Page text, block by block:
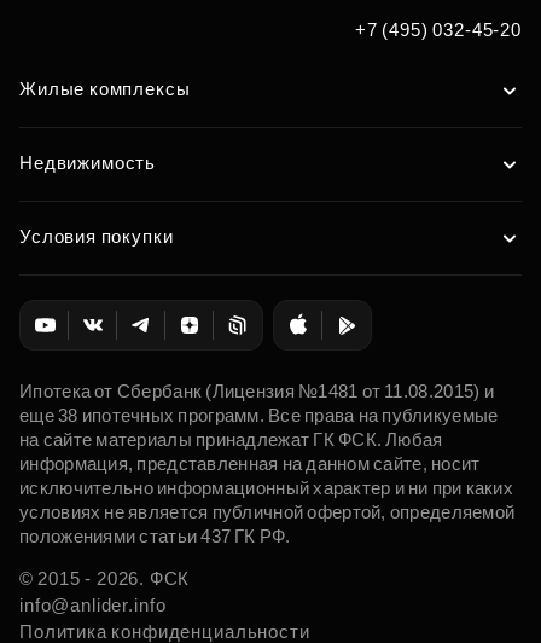
+7 (495) 032-45-20
Жилые комплексы
Недвижимость
Условия покупки
Ипотека от Сбербанк (Лицензия №1481 от 11.08.2015) и
еще 38 ипотечных программ. Все права на публикуемые
на сайте материалы принадлежат ГК ФСК. Любая
информация, представленная на данном сайте, носит
исключительно информационный характер и ни при каких
условиях не является публичной офертой, определяемой
положениями статьи 437 ГК РФ.
© 2015 - 2026. ФСК
info@anlider.info
Политика конфиденциальности